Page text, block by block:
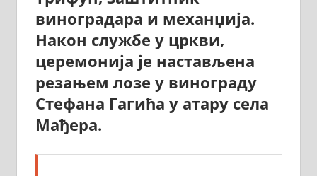
виноградара и механџија.
Након службе у цркви,
церемонија је настављена
резањем лозе у винограду
Стефана Гагића у атару села
Мађера.